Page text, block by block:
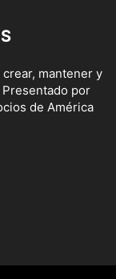
mantener y
por
de América